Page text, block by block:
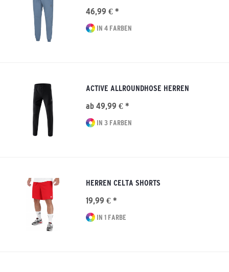
46,99 € *
IN 4 FARBEN
ACTIVE ALLROUNDHOSE HERREN
ab 49,99 € *
IN 3 FARBEN
HERREN CELTA SHORTS
19,99 € *
IN 1 FARBE